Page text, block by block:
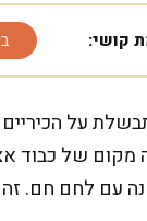
קושי:
על
מקום של כבוד
עם לחם חם.